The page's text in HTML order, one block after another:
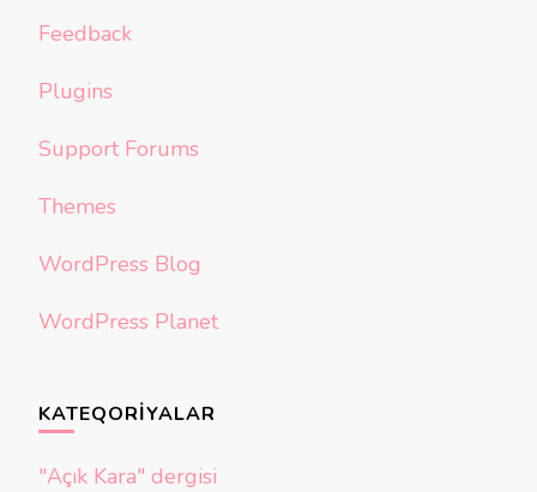
Feedback
Plugins
Support Forums
Themes
WordPress Blog
WordPress Planet
KATEQORIYALAR
"Açık Kara" dergisi